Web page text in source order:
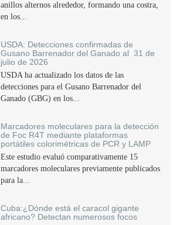
anillos alternos alrededor, formando una costra,
en los...
USDA: Detecciones confirmadas de
Gusano Barrenador del Ganado al 31 de
julio de 2026
USDA ha actualizado los datos de las
detecciones para el Gusano Barrenador del
Ganado (GBG) en los...
Marcadores moleculares para la detección
de Foc R4T mediante plataformas
portátiles colorimétricas de PCR y LAMP
Este estudio evaluó comparativamente 15
marcadores moleculares previamente publicados
para la...
Cuba:¿Dónde está el caracol gigante
africano? Detectan numerosos focos